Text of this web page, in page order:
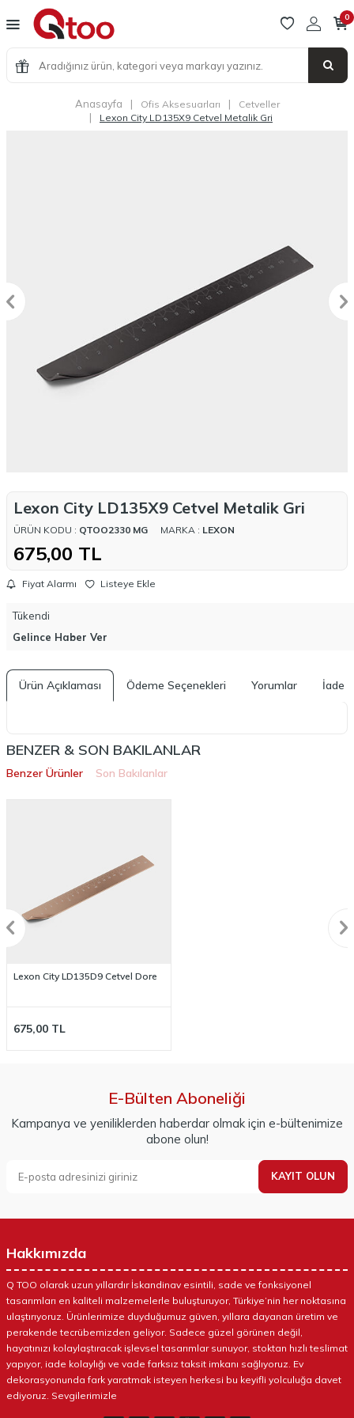
0
Anasayfa | Ofis Aksesuarları | Cetveller
| Lexon City LD135X9 Cetvel Metalik Gri
Lexon City LD135X9 Cetvel Metalik Gri
ÜRÜN KODU : QTOO2330 MG MARKA : LEXON
675,00 TL
Fiyat Alarmı Listeye Ekle
Tükendi
Gelince Haber Ver
Ürün Açıklaması Ödeme Seçenekleri Yorumlar İade
BENZER & SON BAKILANLAR
Benzer Ürünler Son Bakılanlar
Lexon City LD135D9 Cetvel Dore
675,00 TL
E-Bülten Aboneliği
Kampanya ve yeniliklerden haberdar olmak için e-bültenimize
abone olun!
KAYIT OLUN
Hakkımızda
Q TOO olarak uzun yıllardır İskandinav esintili, sade ve fonksiyonel
tasarımları en kaliteli malzemelerle buluşturuyor, Türkiye’nin her noktasına
ulaştırıyoruz. Ürünlerimize duyduğumuz güven, yıllara dayanan üretim ve
perakende tecrübemizden geliyor. Sadece güzel görünen değil,
hayatınızı kolaylaştıracak işlevsel tasarımlar sunuyor, stoktan hızlı teslimat
yapıyor, iade kolaylığı ve vade farksız taksit imkanı sağlıyoruz. Ev
dekorasyonunda fark yaratmak isteyen herkesi bu keyifli yolculuğa davet
ediyoruz. Sevgilerimizle